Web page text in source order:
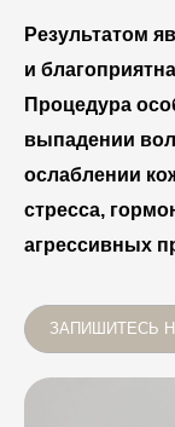
Результатом
и
Процедура
выпадении
ослаблении
стресса,
агрессивных
ЗАПИШИТЕСЬ